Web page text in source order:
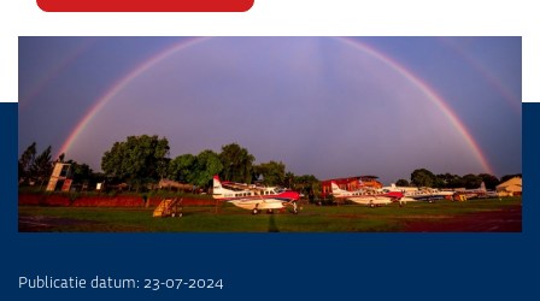
Publicatie datum: 23-07-2024